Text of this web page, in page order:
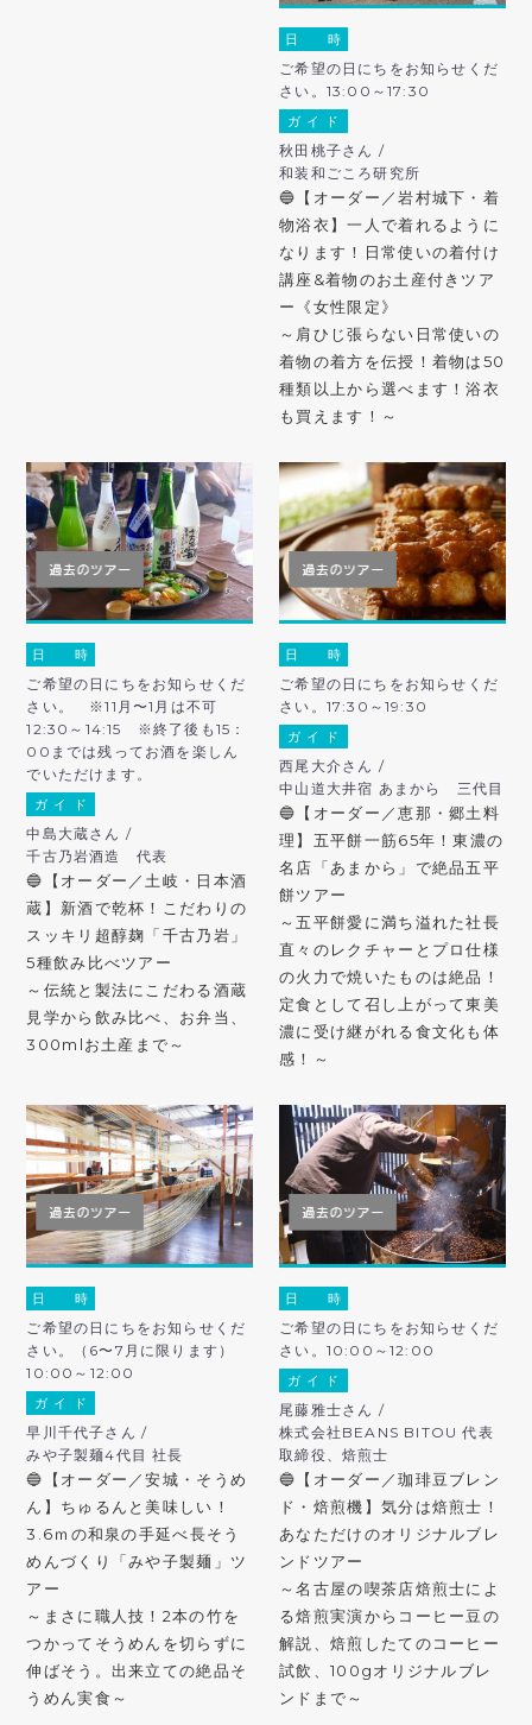
日 時
ご希望の日にちをお知らせくだ
さい。13:00～17:30
ガ イ ド
秋田桃子さん /
和装和ごころ研究所
🔵【オーダー／岩村城下・着
物浴衣】一人で着れるように
なります！日常使いの着付け
講座&着物のお土産付きツア
ー《女性限定》
～肩ひじ張らない日常使いの
着物の着方を伝授！着物は50
種類以上から選べます！浴衣
も買えます！～
日 時
ご希望の日にちをお知らせくだ
さい。 ※11月〜1月は不可
12:30～14:15 ※終了後も15：
00までは残ってお酒を楽しん
でいただけます。
ガ イ ド
中島大蔵さん /
千古乃岩酒造 代表
🔵【オーダー／土岐・日本酒
蔵】新酒で乾杯！こだわりの
スッキリ超醇麹「千古乃岩」
5種飲み比べツアー
～伝統と製法にこだわる酒蔵
見学から飲み比べ、お弁当、
300mlお土産まで～
日 時
ご希望の日にちをお知らせくだ
さい。17:30～19:30
ガ イ ド
西尾大介さん /
中山道大井宿 あまから 三代目
🔵【オーダー／恵那・郷土料
理】五平餅一筋65年！東濃の
名店「あまから」で絶品五平
餅ツアー
～五平餅愛に満ち溢れた社長
直々のレクチャーとプロ仕様
の火力で焼いたものは絶品！
定食として召し上がって東美
濃に受け継がれる食文化も体
感！～
日 時
ご希望の日にちをお知らせくだ
さい。（6〜7月に限ります）
10:00～12:00
ガ イ ド
早川千代子さん /
みや子製麺4代目 社長
🔵【オーダー／安城・そうめ
ん】ちゅるんと美味しい！
3.6ｍの和泉の手延べ長そう
めんづくり「みや子製麺」ツ
アー
～まさに職人技！2本の竹を
つかってそうめんを切らずに
伸ばそう。出来立ての絶品そ
うめん実食～
日 時
ご希望の日にちをお知らせくだ
さい。10:00～12:00
ガ イ ド
尾藤雅士さん /
株式会社BEANS BITOU 代表
取締役、焙煎士
🔵【オーダー／珈琲豆ブレン
ド・焙煎機】気分は焙煎士！
あなただけのオリジナルブレ
ンドツアー
～名古屋の喫茶店焙煎士によ
る焙煎実演からコーヒー豆の
解説、焙煎したてのコーヒー
試飲、100gオリジナルブレ
ンドまで～